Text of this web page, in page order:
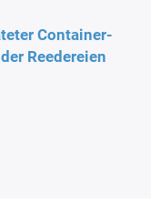
Container-
Reedereien